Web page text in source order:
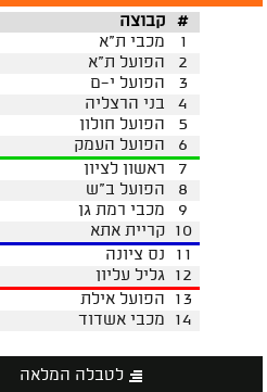
קבוצה
#
מכבי ת"א
1
הפועל ת"א
2
הפועל י-ם
3
בני הרצליה
4
הפועל חולון
5
הפועל העמק
6
ראשון לציון
7
הפועל ב"ש
8
מכבי רמת גן
9
קריית אתא 10
נס ציונה
11
גליל עליון 12
הפועל אילת
13
מכבי אשדוד 14
לטבלה המלאה